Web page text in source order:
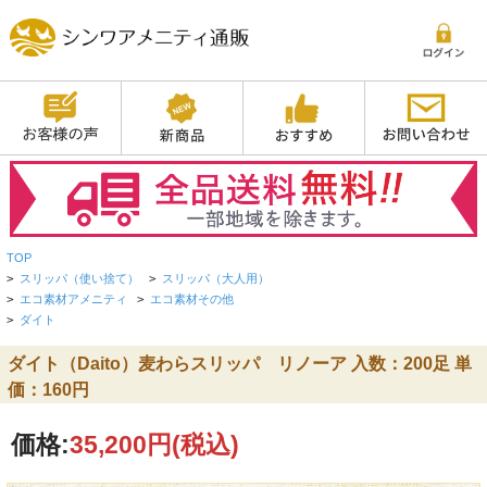
TOP
> スリッパ（使い捨て） > スリッパ（大人用）
> エコ素材アメニティ > エコ素材その他
> ダイト
ダイト（Daito）麦わらスリッパ リノーア 入数：200足 単
価：160円
価格:35,200円(税込)